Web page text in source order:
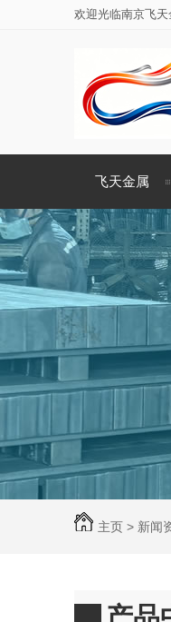
欢迎光临南京飞
飞天金属
主页 > 新闻